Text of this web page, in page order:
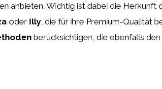
anbieten. Wichtig ist dabei die Herkunft
oder Illy , die für ihre Premium-Qualität
berücksichtigen, die ebenfalls